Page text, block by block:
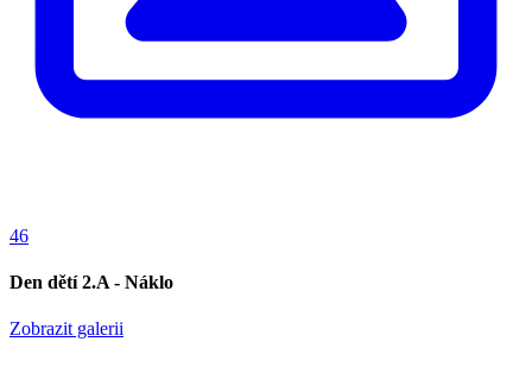
46
Den dětí 2.A - Náklo
Zobrazit galerii